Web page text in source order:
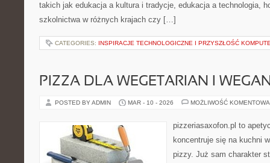
takich jak edukacja a kultura i tradycje, edukacja a technologia,
szkolnictwa w różnych krajach czy […]
CATEGORIES: INSPIRACJE TECHNOLOGICZNE I PRZYSZŁOŚĆ
PIZZA DLA WEGETARIAN I
POSTED BY ADMIN MAR - 10 - 2026 MOŻLIWOŚĆ
pizzeriasaxofon.pl to
koncentruje się na kuchni
pizzy. Już sam charakter